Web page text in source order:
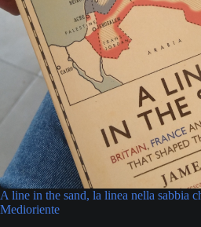
A line in the sand, la linea nella sabbia
Medioriente